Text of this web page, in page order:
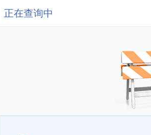
正在查询中